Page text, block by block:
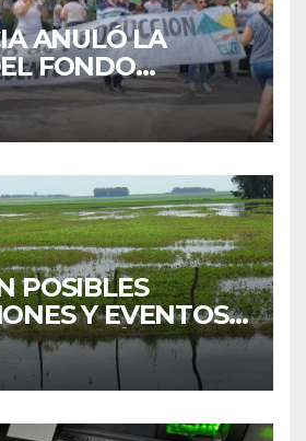
ANULÓ LA
FONDO
EMPLEADOS DE
DE LA
DEL CHACO
POSIBLES
Y EVENTOS
“PODRÍA SER UN
IMPORTANTE”